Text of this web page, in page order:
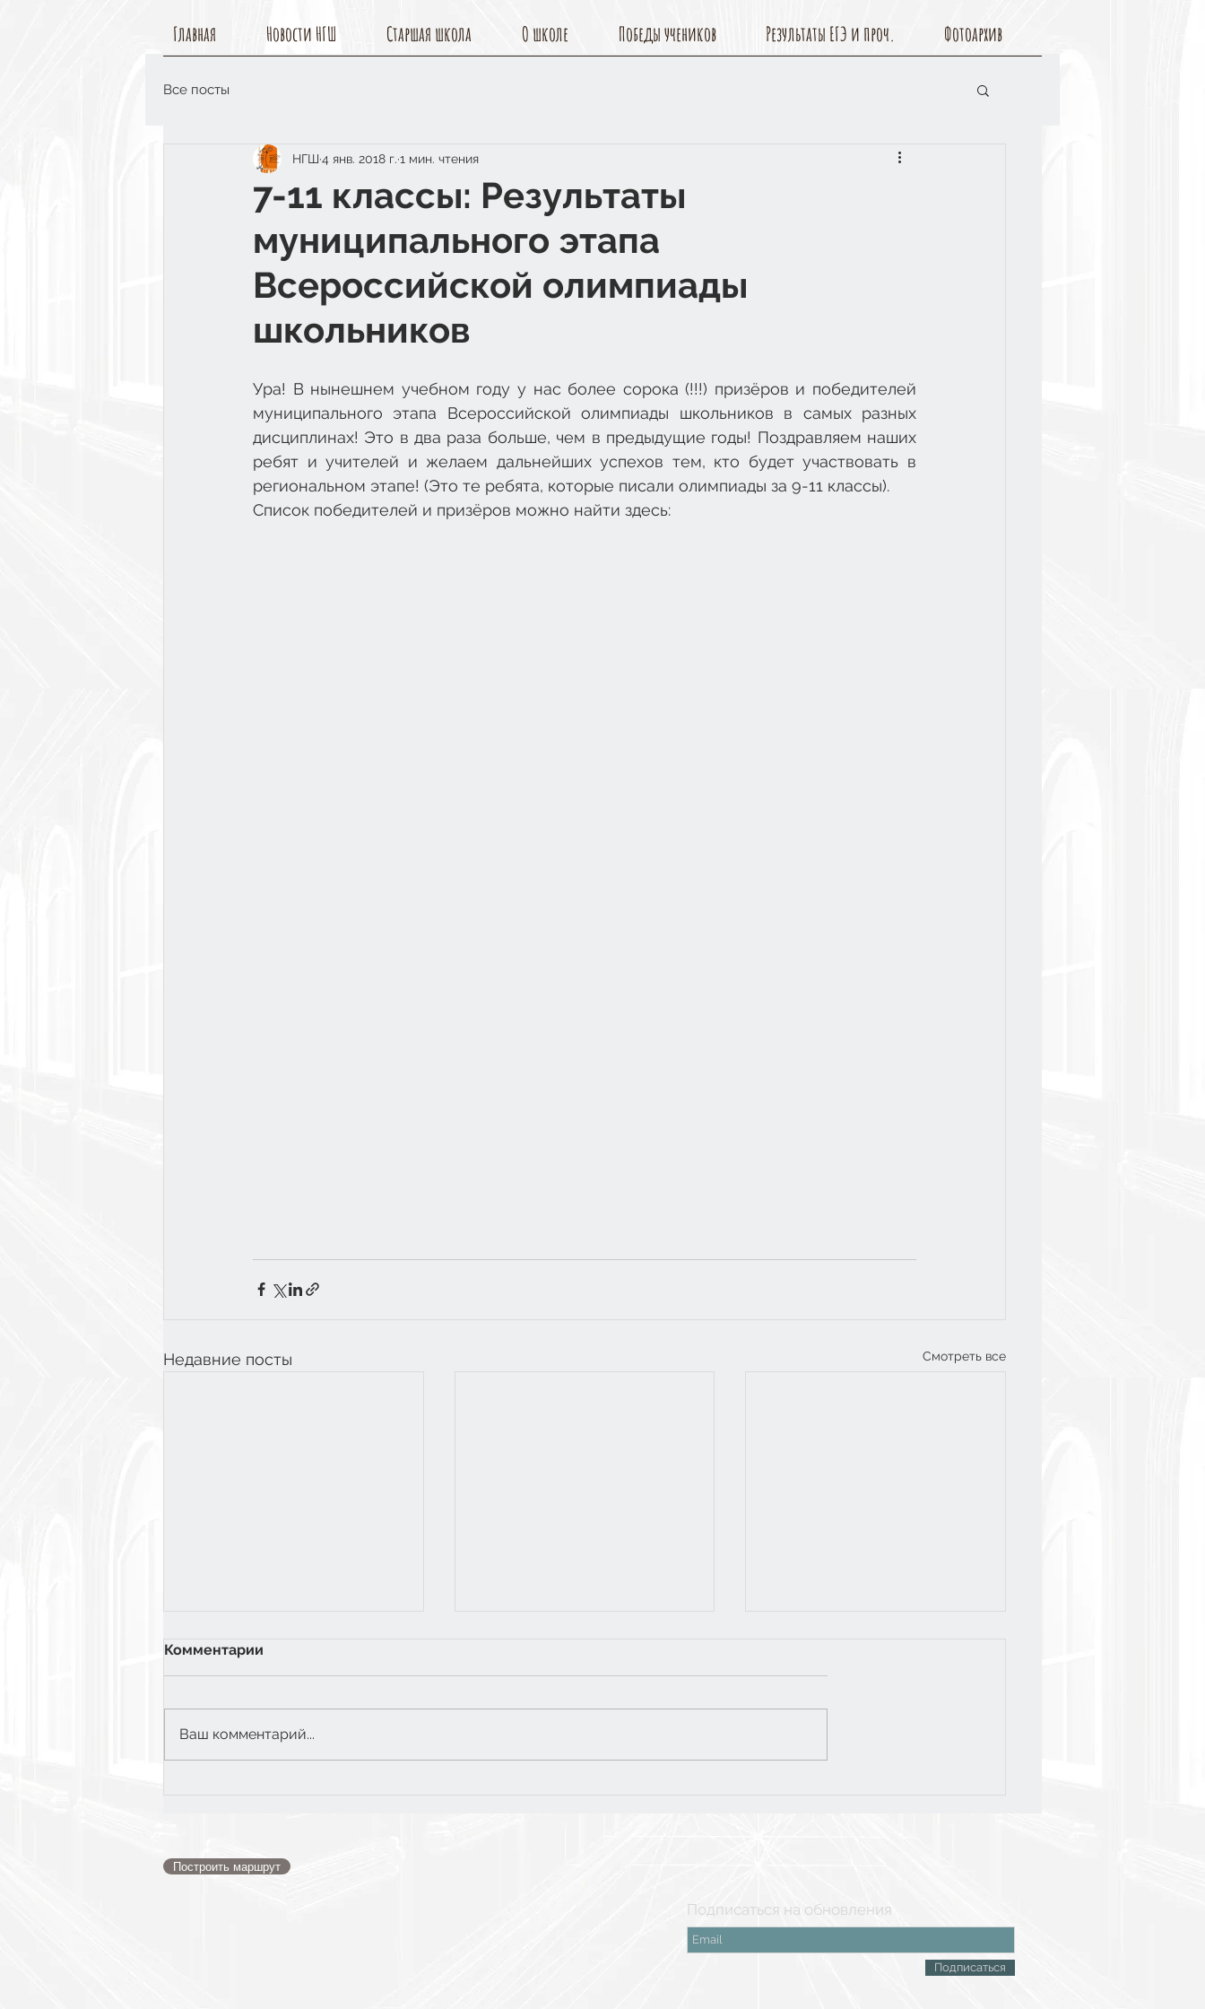
Главная Новости НГШ Старшая школа О школе Победы учеников Результаты ЕГЭ и проч. Фотоархив
Все посты
7-11 классы: Результаты
муниципального этапа
Всероссийской олимпиады
школьников
НГШ 4 янв. 2018 г. 1 мин. чтения
Ура! В нынешнем учебном году у нас более сорока (!!!) призёров и победителей
муниципального этапа Всероссийской олимпиады школьников в самых разных
дисциплинах! Это в два раза больше, чем в предыдущие годы! Поздравляем наших
ребят и учителей и желаем дальнейших успехов тем, кто будет участвовать в
региональном этапе! (Это те ребята, которые писали олимпиады за 9-11 классы).
Список победителей и призёров можно найти здесь:
Недавние посты Смотреть все
6 класс: Экватор
Комментарии
Ваш комментарий...
Построить маршрут
Подписаться на обновления
Подписаться